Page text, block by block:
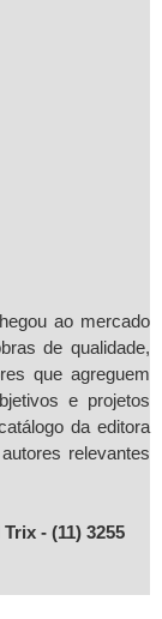
ao mercado
de qualidade,
que agreguem
e projetos
da editora
relevantes
- (11) 3255